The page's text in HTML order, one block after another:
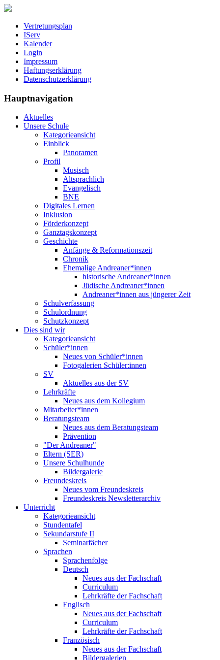
Vertretungsplan
IServ
Kalender
Login
Impressum
Haftungserklärung
Datenschutzerklärung
Hauptnavigation
Aktuelles
Unsere Schule
Kategorieansicht
Einblick
Panoramen
Profil
Musisch
Altsprachlich
Evangelisch
BNE
Digitales Lernen
Inklusion
Förderkonzept
Ganztagskonzept
Geschichte
Anfänge & Reformationszeit
Chronik
Ehemalige Andreaner*innen
historische Andreaner*innen
Jüdische Andreaner*innen
Andreaner*innen aus jüngerer Zeit
Schulverfassung
Schulordnung
Schutzkonzept
Dies sind wir
Kategorieansicht
Schüler*innen
Neues von Schüler*innen
Fotogalerien Schüler:innen
SV
Aktuelles aus der SV
Lehrkräfte
Neues aus dem Kollegium
Mitarbeiter*innen
Beratungsteam
Neues aus dem Beratungsteam
Prävention
"Der Andreaner"
Eltern (SER)
Unsere Schulhunde
Bildergalerie
Freundeskreis
Neues vom Freundeskreis
Freundeskreis Newsletterarchiv
Unterricht
Kategorieansicht
Stundentafel
Sekundarstufe II
Seminarfächer
Sprachen
Sprachenfolge
Deutsch
Neues aus der Fachschaft
Curriculum
Lehrkräfte der Fachschaft
Englisch
Neues aus der Fachschaft
Curriculum
Lehrkräfte der Fachschaft
Französisch
Neues aus der Fachschaft
Bildergalerien